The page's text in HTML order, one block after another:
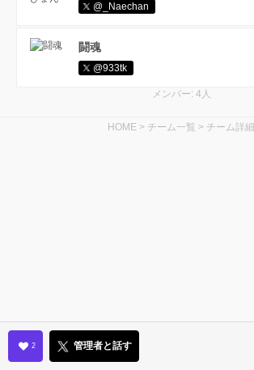
@_Naechan
闘魂
@933tk
メンバー: 4人
HOME > チーム一覧 > チーム詳細
2 管理者と話す